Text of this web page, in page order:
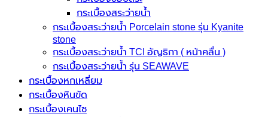
กระเบื้องสระว่ายนํ้า
กระเบื้องสระว่ายนํ้า Porcelain stone รุ่น Kyanite
stone
กระเบื้องสระว่ายนํ้า TCI อัญธิกา ( หน้าคลื่น )
กระเบื้องสระว่ายนํ้า รุ่น SEAWAVE
กระเบื้องหกเหลี่ยม
กระเบื้องหินขัด
กระเบื้องเคนไซ